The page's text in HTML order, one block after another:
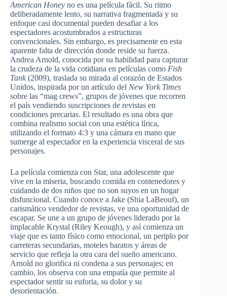
American Honey no es una película fácil. Su ritmo
deliberadamente lento, su narrativa fragmentada y su
enfoque casi documental pueden desafiar a los
espectadores acostumbrados a estructuras
convencionales. Sin embargo, es precisamente en esta
aparente falta de dirección donde reside su fuerza.
Andrea Arnold, conocida por su habilidad para capturar
la crudeza de la vida cotidiana en películas como Fish
Tank (2009), traslada su mirada al corazón de Estados
Unidos, inspirada por un artículo del New York Times
sobre las “mag crews”, grupos de jóvenes que recorren
el país vendiendo suscripciones de revistas en
condiciones precarias. El resultado es una obra que
combina realismo social con una estética lírica,
utilizando el formato 4:3 y una cámara en mano que
sumerge al espectador en la experiencia visceral de sus
personajes.
La película comienza con Star, una adolescente que
vive en la miseria, buscando comida en contenedores y
cuidando de dos niños que no son suyos en un hogar
disfuncional. Cuando conoce a Jake (Shia LaBeouf), un
carismático vendedor de revistas, ve una oportunidad de
escapar. Se une a un grupo de jóvenes liderado por la
implacable Krystal (Riley Keough), y así comienza un
viaje que es tanto físico como emocional, un periplo por
carreteras secundarias, moteles baratos y áreas de
servicio que refleja la otra cara del sueño americano.
Arnold no glorifica ni condena a sus personajes; en
cambio, los observa con una empatía que permite al
espectador sentir su euforia, su dolor y su
desorientación.